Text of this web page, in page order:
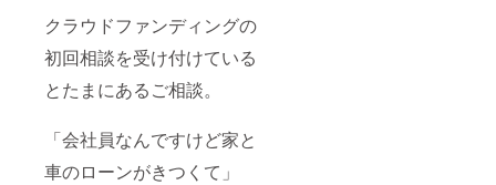
クラウドファンディングの
初回相談を受け付けている
とたまにあるご相談。
「会社員なんですけど家と
車のローンがきつくて」